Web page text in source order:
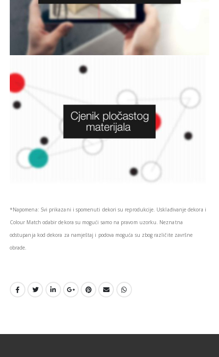
*Napomena: Svi prikazani i spomenuti dekori su reprodukcije. Usklađivanje dekora i
Colour Match odabir dekora su mogući samo na pravom uzorku. Neznatna
odstupanja kod dekora za namještaj i podova moguća su zbog različite završne
obrade.